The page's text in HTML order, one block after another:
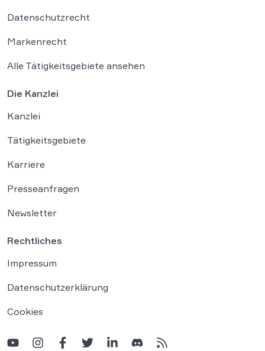
Datenschutzrecht
Markenrecht
Alle Tätigkeitsgebiete ansehen
Die Kanzlei
Kanzlei
Tätigkeitsgebiete
Karriere
Presseanfragen
Newsletter
Rechtliches
Impressum
Datenschutzerklärung
Cookies